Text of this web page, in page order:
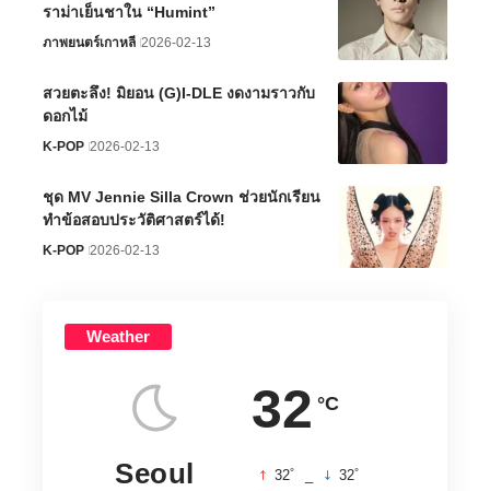
ราม่าเย็นชาใน “Humint”
ภาพยนตร์เกาหลี 2026-02-13
สวยตะลึง! มิยอน (G)I-DLE งดงามราวกับ
ดอกไม้
K-POP 2026-02-13
ชุด MV Jennie Silla Crown ช่วยนักเรียน
ทำข้อสอบประวัติศาสตร์ได้!
K-POP 2026-02-13
Weather
32 °C
Seoul 32° 32°